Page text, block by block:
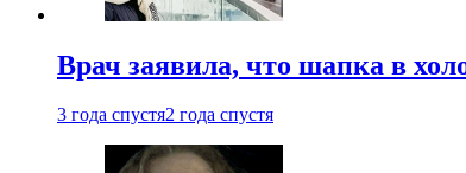
Врач заявила, что шапка в
3 года спустя2 года спустя